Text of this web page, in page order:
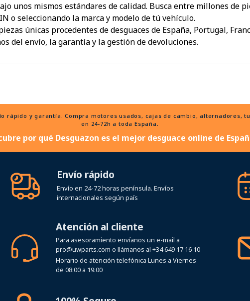
unos mismos estándares de calidad. Busca entre millones de
o seleccionando la marca y modelo de tú vehículo.
únicas procedentes de desguaces de España, Portugal,
del envío, la garantía y la gestión de devoluciones.
rápido y garantía. Compra motores usados, cajas de cambio, alternadores,
en 24-72h a toda España.
por qué Desguazon es el mejor desguace online de
Envío rápido
Envío en 24-72 horas península. Envíos
internacionales según país
Atención al cliente
Para asesoramiento envíanos un e-mail a
pro@uwparts.com o llámanos al +34 649 17 16 10
Horario de atención telefónica Lunes a Viernes
de 08:00 a 19:00